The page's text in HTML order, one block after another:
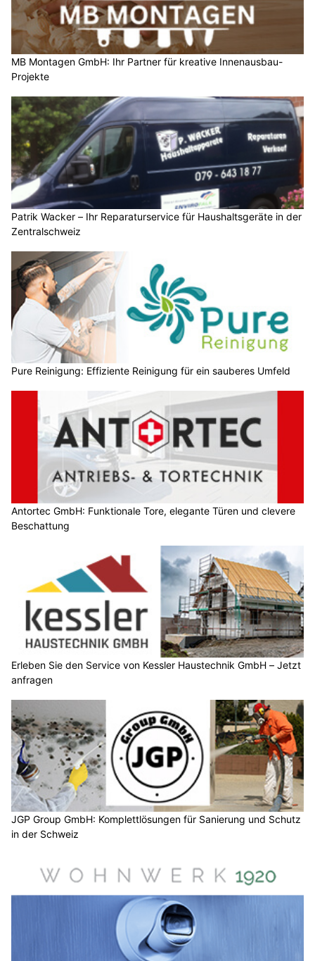
MB Montagen GmbH: Ihr Partner für kreative Innenausbau-
Projekte
Patrik Wacker – Ihr Reparaturservice für Haushaltsgeräte in der
Zentralschweiz
Pure Reinigung: Effiziente Reinigung für ein sauberes Umfeld
Antortec GmbH: Funktionale Tore, elegante Türen und clevere
Beschattung
Erleben Sie den Service von Kessler Haustechnik GmbH – Jetzt
anfragen
JGP Group GmbH: Komplettlösungen für Sanierung und Schutz
in der Schweiz